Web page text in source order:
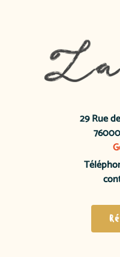
29 Rue